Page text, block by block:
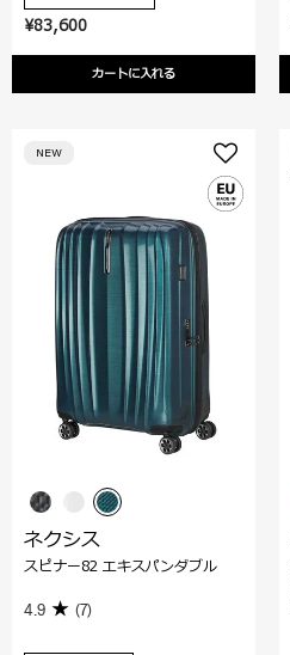
¥83,600
カートに入れる
NEW
ネクシス
スピナー82 エキスパンダブル
4.9 (7)